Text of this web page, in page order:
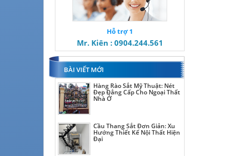
Hỗ trợ 1
Mr. Kiên : 0904.244.561
BÀI VIẾT MỚI
Hàng Rào Sắt Mỹ Thuật: Nét
Đẹp Đẳng Cấp Cho Ngoại Thất
Nhà Ở
Cầu Thang Sắt Đơn Giản: Xu
Hướng Thiết Kế Nội Thất Hiện
Đại